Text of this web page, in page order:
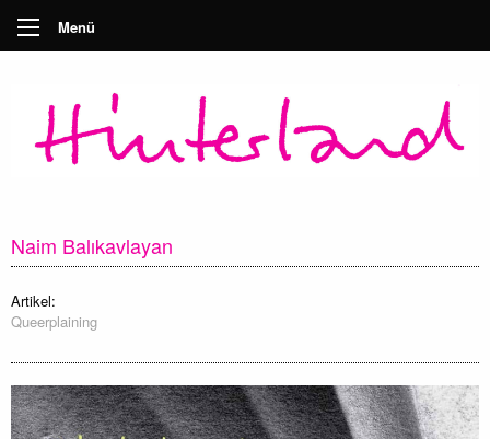
Menü
Naim Balıkavlayan
Artikel:
Queerplaining